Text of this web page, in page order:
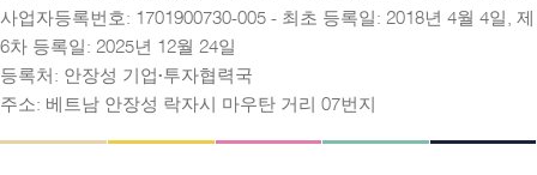
사업자등록번호: 1701900730-005 - 최초 등록일: 2018년 4월 4일, 제
6차 등록일: 2025년 12월 24일
등록처: 안장성 기업·투자협력국
주소: 베트남 안장성 락자시 마우탄 거리 07번지